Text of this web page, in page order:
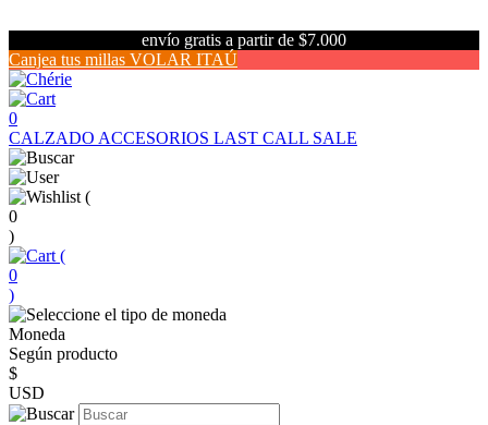
envío gratis a partir de $7.000
Canjea tus millas VOLAR ITAÚ
0
CALZADO ACCESORIOS LAST CALL SALE
(
0
)
(
0
)
Moneda
Según producto
$
USD